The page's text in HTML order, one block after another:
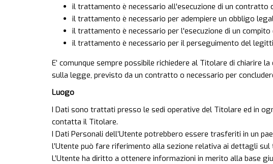
il trattamento è necessario all'esecuzione di un contratto
il trattamento è necessario per adempiere un obbligo
il trattamento è necessario per l'esecuzione di un
il trattamento è necessario per il perseguimento del
E’ comunque sempre possibile richiedere al Titolare di
sulla legge, previsto da un contratto o necessario per
Luogo
I Dati sono trattati presso le sedi operative del Titolare ed in
contatta il Titolare.
I Dati Personali dell’Utente potrebbero essere trasferiti in un
l’Utente può fare riferimento alla sezione relativa ai dettagli
L’Utente ha diritto a ottenere informazioni in merito alla base